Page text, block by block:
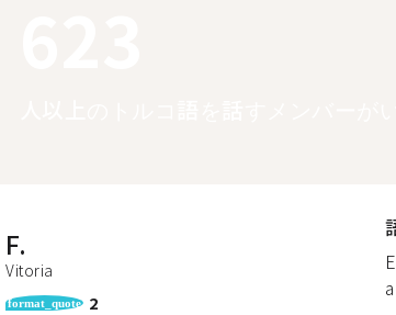
F.
Vitoria
format_quote 2